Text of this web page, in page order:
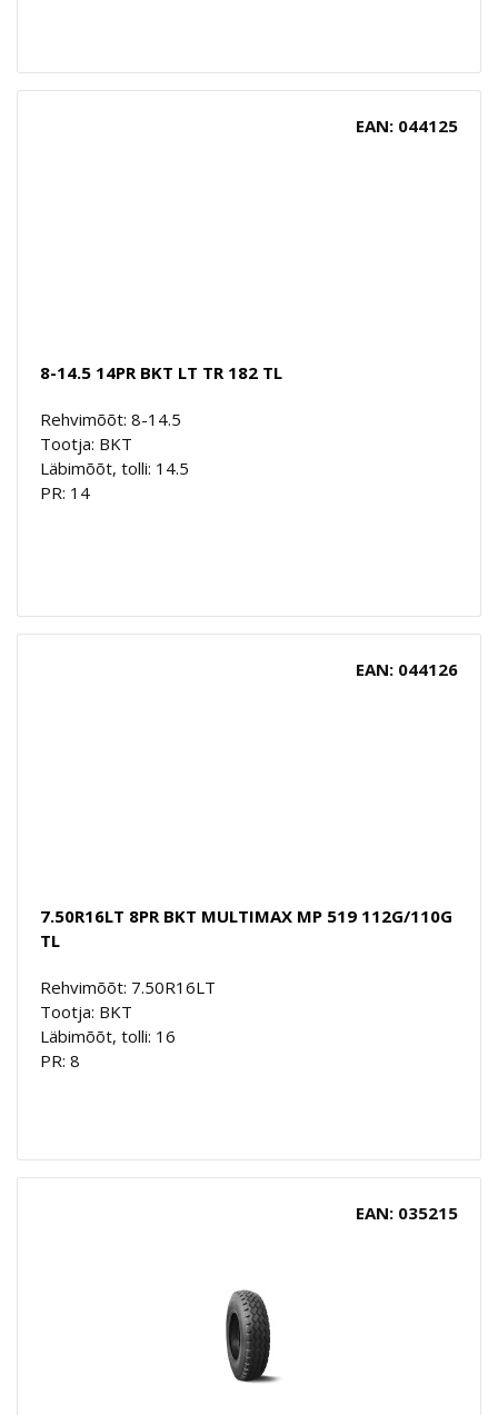
EAN: 044125
8-14.5 14PR BKT LT TR 182 TL
Rehvimõõt: 8-14.5
Tootja: BKT
Läbimõõt, tolli: 14.5
PR: 14
EAN: 044126
7.50R16LT 8PR BKT MULTIMAX MP 519 112G/110G
TL
Rehvimõõt: 7.50R16LT
Tootja: BKT
Läbimõõt, tolli: 16
PR: 8
EAN: 035215